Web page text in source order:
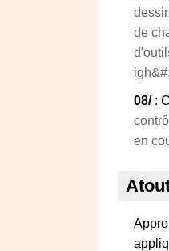
de
igh&#;
08/:
en